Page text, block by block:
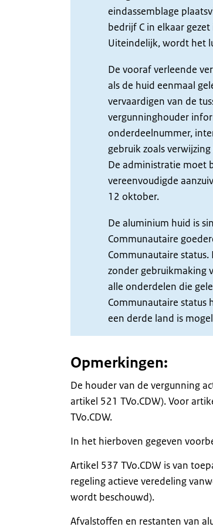
eindassemblage
bedrijf C in elkaar
Uiteindelijk, wordt het
De vooraf verleende
als de huid eenmaal
vervaardigen van de
vergunninghouder
onderdeelnummer,
gebruik zoals
De administratie moet
vereenvoudigde
12 oktober.
De aluminium huid is
Communautaire
Communautaire
zonder gebruikmaking
alle onderdelen die
Communautaire status
een derde land is
Opmerkingen:
De houder van de vergunning
artikel 521 TVo.CDW). Voor
TVo.CDW.
In het hierboven gegeven
Artikel 537 TVo.CDW is van
regeling actieve veredeling
wordt beschouwd).
Afvalstoffen en restanten van